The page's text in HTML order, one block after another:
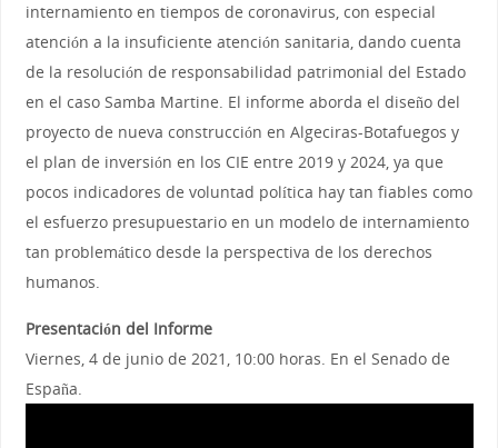
internamiento en tiempos de coronavirus, con especial
atención a la insuficiente atención sanitaria, dando cuenta
de la resolución de responsabilidad patrimonial del Estado
en el caso Samba Martine. El informe aborda el diseño del
proyecto de nueva construcción en Algeciras-Botafuegos y
el plan de inversión en los CIE entre 2019 y 2024, ya que
pocos indicadores de voluntad política hay tan fiables como
el esfuerzo presupuestario en un modelo de internamiento
tan problemático desde la perspectiva de los derechos
humanos.
Presentación del Informe
Viernes, 4 de junio de 2021, 10:00 horas. En el Senado de
España.